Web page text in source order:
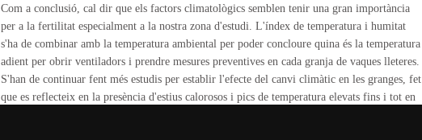
Com a conclusió, cal dir que els factors climatològics semblen tenir una gran importància
per a la fertilitat especialment a la nostra zona d'estudi. L'índex de temperatura i humitat
s'ha de combinar amb la temperatura ambiental per poder concloure quina és la temperatura
adient per obrir ventiladors i prendre mesures preventives en cada granja de vaques lleteres.
S'han de continuar fent més estudis per establir l'efecte del canvi climàtic en les granges, fet
que es reflecteix en la presència d'estius calorosos i pics de temperatura elevats fins i tot en